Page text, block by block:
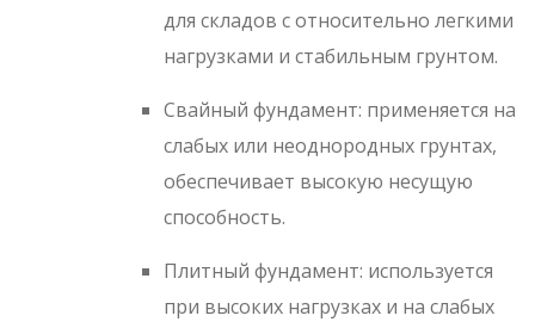
для складов с относительно легкими
нагрузками и стабильным грунтом.
Свайный фундамент: применяется на
слабых или неоднородных грунтах,
обеспечивает высокую несущую
способность.
Плитный фундамент: используется
при высоких нагрузках и на слабых